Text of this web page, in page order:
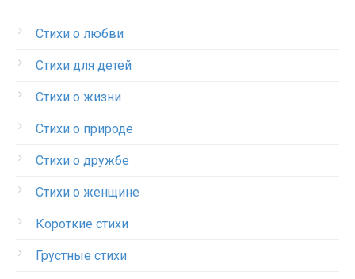
Стихи о любви
Стихи для детей
Стихи о жизни
Стихи о природе
Стихи о дружбе
Стихи о женщине
Короткие стихи
Грустные стихи